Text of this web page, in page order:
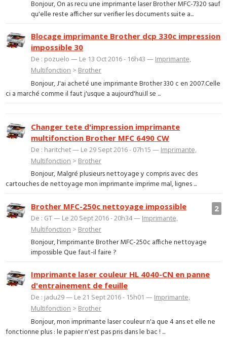
Bonjour, On as recu une imprimante laser Brother MFC-7320 sauf
qu'elle reste afficher sur verifier les documents suite a...
Blocage imprimante Brother dcp 330c impression
impossible 30
De : pozuelo — Le 13 Oct 2016 - 16h43 — Imprimante,
Multifonction > Brother
Bonjour, J'ai acheté une imprimante Brother 330 c en 2007.Celle
ci a marché comme il faut j'usque a aujourd'hui.Il se ...
Changer tete d'impression imprimante
multifonction Brother MFC 6490 CW
De : haritchet — Le 29 Sept 2016 - 07h15 — Imprimante,
Multifonction > Brother
Bonjour, Malgré plusieurs nettoyage y compris avec des
cartouches de nettoyage mon imprimante imprime mal, lignes ...
2
Brother MFC-250c nettoyage impossible
De : GT — Le 20 Sept 2016 - 20h34 — Imprimante,
Multifonction > Brother
Bonjour, l'imprimante Brother MFC-250c affiche nettoyage
impossible Que faut-il faire ?
Imprimante laser couleur HL 4040-CN en panne
d'entrainement de feuille
De : jadu29 — Le 21 Sept 2016 - 15h01 — Imprimante,
Multifonction > Brother
Bonjour, mon imprimante laser couleur n'a que 4 ans et elle ne
fonctionne plus : le papier n'est pas pris dans le bac ! ...